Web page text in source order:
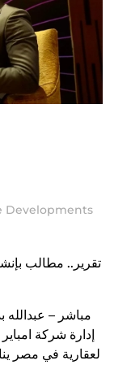
Developments
تقرير.. مطالب
مباشر –
إدارة شركة